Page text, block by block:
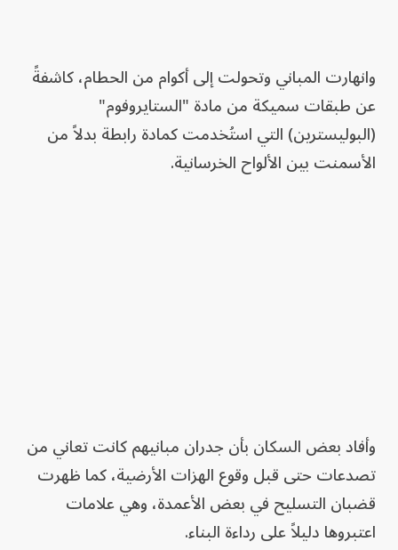
وانهارت المباني وتحولت إلى أكوام من الحطام، كاشفةً
عن طبقات سميكة من مادة "الستايروفوم"
(البوليسترين) التي استُخدمت كمادة رابطة بدلاً من
الأسمنت بين الألواح الخرسانية.
وأفاد بعض السكان بأن جدران مبانيهم كانت تعاني من
تصدعات حتى قبل وقوع الهزات الأرضية، كما ظهرت
قضبان التسليح في بعض الأعمدة، وهي علامات
اعتبروها دليلاً على رداءة البناء.